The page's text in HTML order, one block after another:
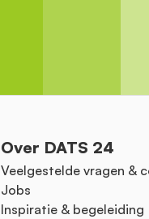
Over DATS 24
Veelgestelde vragen &
Jobs
Inspiratie & begeleiding